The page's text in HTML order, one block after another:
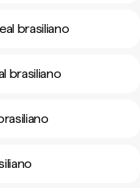
brasiliano
brasiliano